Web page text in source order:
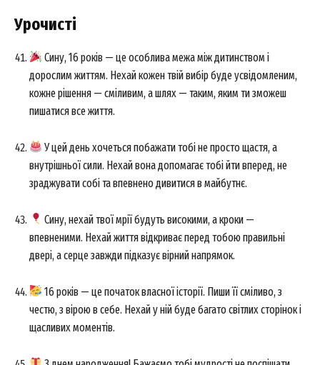
Урочисті
Сину, 16 років — це особлива межа між дитинством і
дорослим життям. Нехай кожен твій вибір буде усвідомленим,
кожне рішення — сміливим, а шлях — таким, яким ти зможеш
пишатися все життя.
У цей день хочеться побажати тобі не просто щастя, а
внутрішньої сили. Нехай вона допомагає тобі йти вперед, не
зраджувати собі та впевнено дивитися в майбутнє.
Сину, нехай твої мрії будуть високими, а кроки —
впевненими. Нехай життя відкриває перед тобою правильні
двері, а серце завжди підказує вірний напрямок.
16 років — це початок власної історії. Пиши її сміливо, з
честю, з вірою в себе. Нехай у ній буде багато світлих сторінок і
щасливих моментів.